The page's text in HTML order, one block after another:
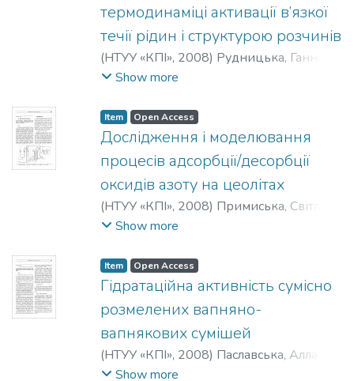
термодинаміці активації в’язкої
течії рідин і структурою розчинів
(НТУУ «КПІ», 2008) Рудницька, Ганна
Анатоліївна;Каменська, Тетяна
Олександрович
Show more
Item Open Access
Дослідження і моделювання
процесів адсорбції/десорбції
оксидів азоту на цеолітах
(НТУУ «КПІ», 2008) Примиська, Світлана
Олексіївна;Безносик, Юрій
Олексійович;Решетіловський,
Володимир Петрович
Show more
Item Open Access
Гідратаційна активність сумісно
розмелених вапняно-
вапнякових сумішей
(НТУУ «КПІ», 2008) Паславська, Алла
Петрівна;Сербін, Володимир Петрович
Show more